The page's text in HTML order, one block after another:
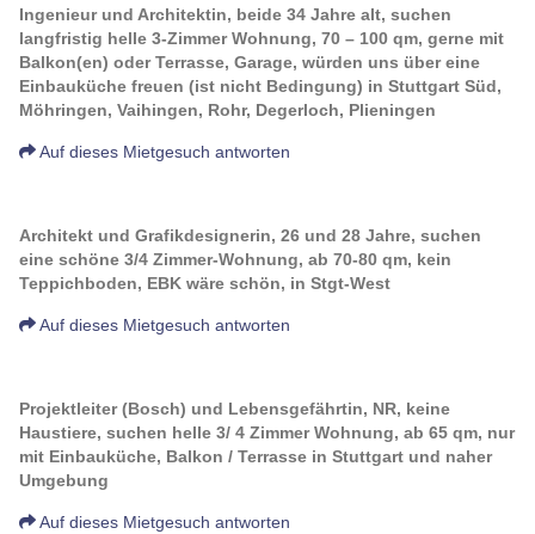
Ingenieur und Architektin, beide 34 Jahre alt, suchen
langfristig helle 3-Zimmer Wohnung, 70 – 100 qm, gerne mit
Balkon(en) oder Terrasse, Garage, würden uns über eine
Einbauküche freuen (ist nicht Bedingung) in Stuttgart Süd,
Möhringen, Vaihingen, Rohr, Degerloch, Plieningen
Auf dieses Mietgesuch antworten
Architekt und Grafikdesignerin, 26 und 28 Jahre, suchen
eine schöne 3/4 Zimmer-Wohnung, ab 70-80 qm, kein
Teppichboden, EBK wäre schön, in Stgt-West
Auf dieses Mietgesuch antworten
Projektleiter (Bosch) und Lebensgefährtin, NR, keine
Haustiere, suchen helle 3/ 4 Zimmer Wohnung, ab 65 qm, nur
mit Einbauküche, Balkon / Terrasse in Stuttgart und naher
Umgebung
Auf dieses Mietgesuch antworten